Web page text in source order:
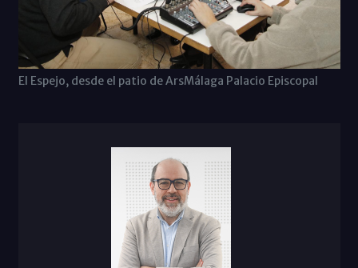
El Espejo, desde el patio de ArsMálaga Palacio Episcopal